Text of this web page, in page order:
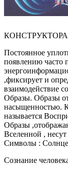
КОНСТРУКТОРА
Постоянное
появлению часто
,фиксирует и
взаимодействие
Образы. Образы
насыщенностью.
называется
Образы
Вселенной ,
Символы :
Сознание